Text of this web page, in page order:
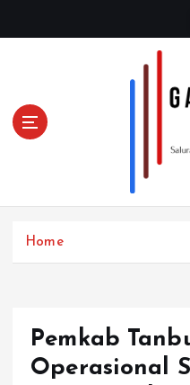
Home
Pemkab
Operasional